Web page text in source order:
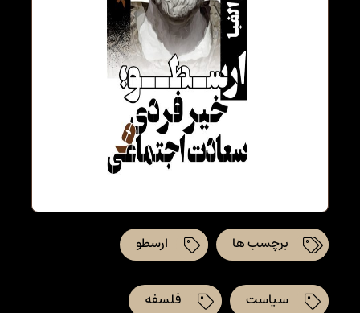
برچسب ها ارسطو
سیاست فلسفه